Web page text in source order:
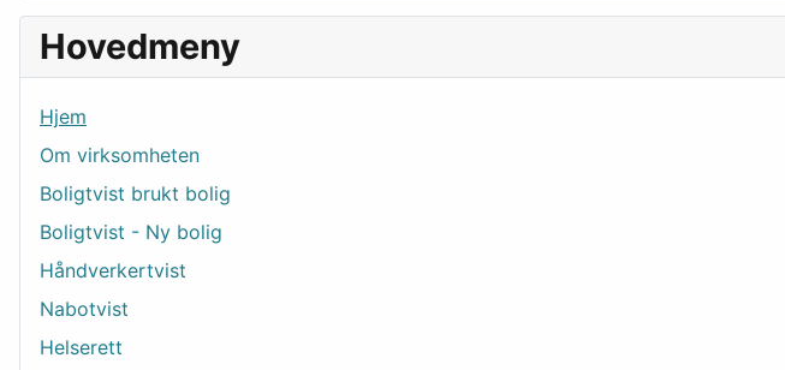
Hovedmeny
Hjem
Om virksomheten
Boligtvist brukt bolig
Boligtvist - Ny bolig
Håndverkertvist
Nabotvist
Helserett